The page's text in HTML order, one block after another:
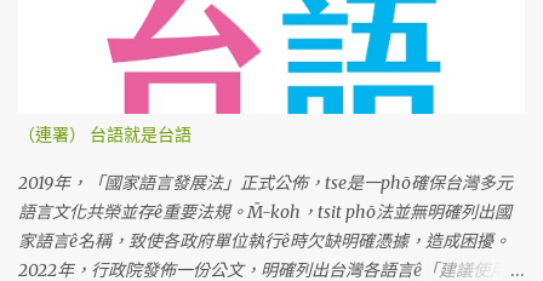
（連署） 台語就是台語
2019年，「國家語言發展法」正式公佈，tse是一phō確保台灣多元
語言文化共榮並存ê重要法規。M̄-koh，tsit phō法並無明確列出國
家語言ê名稱，致使各政府單位執行ê時欠缺明確憑據，造成困擾。
2022年，行政院發佈一份公文，明確列出台灣各語言ê「建議使用名